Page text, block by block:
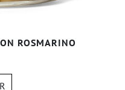
ROSMARINO